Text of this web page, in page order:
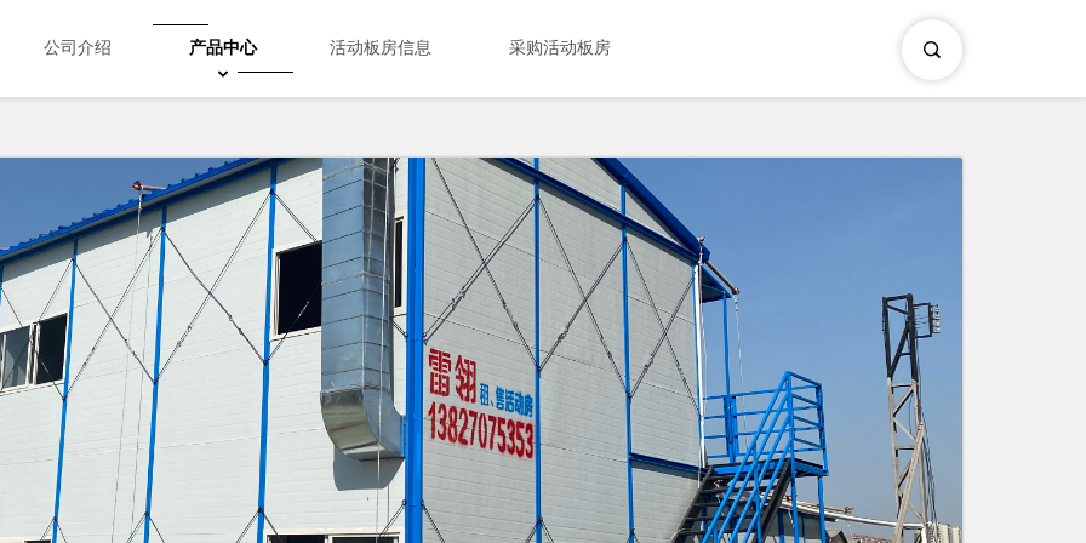
公司介绍 产品中心 活动板房信息 采购活动板房
Search